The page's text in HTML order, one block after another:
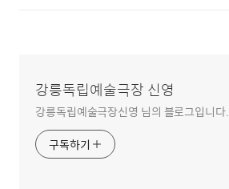
강릉독립예술극장 신영
강릉독립예술극장신영 님의 블로그입니다.
구독하기